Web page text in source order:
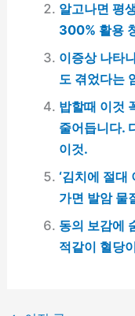
알고나면 평
300% 활용
이증상 나타
도 겪었다는
밥할때 이것
줄어듭니다.
이것.
‘김치에 절대
가면 발암 물
동의 보감에
적같이 혈당